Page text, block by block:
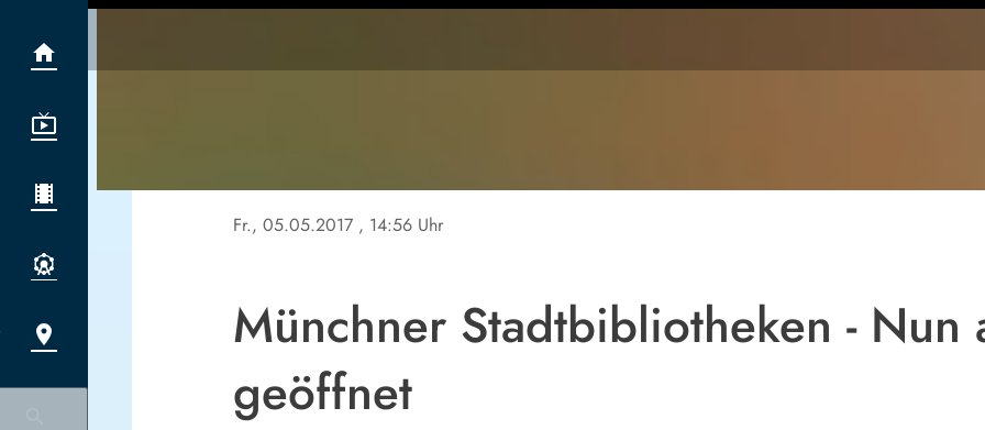
Fr., 05.05.2017 , 14:56 Uhr
Münchner Stadtbibliotheken - Nun
geöffnet